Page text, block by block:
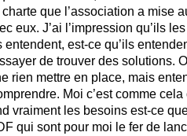
que l’association a mise
eux. J’ai l’impression qu’ils les
est-ce qu’ils
de trouver des solutions.
rien mettre en place, mais
Moi c’est comme cela
vraiment les besoins est-ce
qui sont pour moi le fer de